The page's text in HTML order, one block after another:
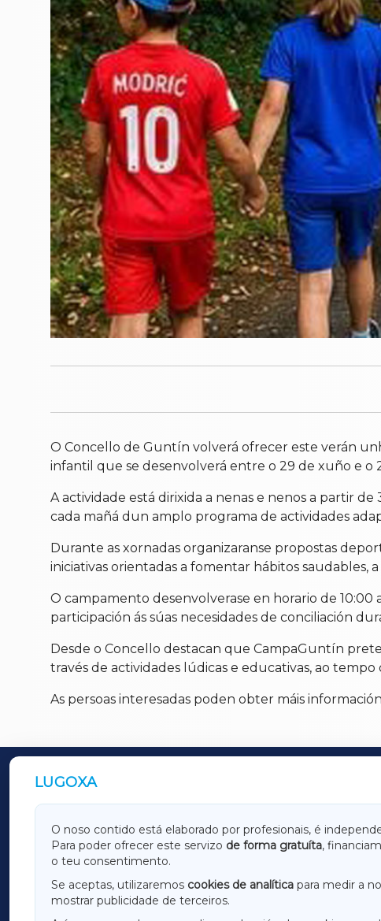
O Concello de Guntín volverá ofrecer este verán
infantil que se desenvolverá entre o 29 de xuño e o
A actividade está dirixida a nenas e nenos a partir
cada mañá dun amplo programa de actividades
Durante as xornadas organizaranse propostas
iniciativas orientadas a fomentar hábitos saudables,
O campamento desenvolverase en horario de 10:00
participación ás súas necesidades de conciliación
Desde o Concello destacan que CampaGuntín
través de actividades lúdicas e educativas, ao
As persoas interesadas poden obter máis
LUGOXA
O noso contido está elaborado por profesionais, é
Para poder ofrecer este servizo de forma gratuíta,
o teu consentimento.
Se aceptas, utilizaremos cookies de analítica para medir a
mostrar publicidade de terceiros.
OUTROS PERIÓDICOS
GALICIAXA LUGOXA
AMARIÑAXA
OURENSEXA